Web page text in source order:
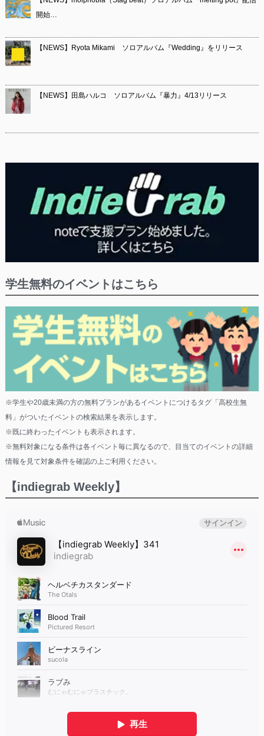
開始…
【NEWS】Ryota Mikami ソロアルバム『Wedding』をリリース
【NEWS】田島ハルコ ソロアルバム『暴力』4/13リリース
学生無料のイベントはこちら
※学生や20歳未満の方の無料プランがあるイベントにつけるタグ「高校生無
料」がついたイベントの検索結果を表示します。
※既に終わったイベントも表示されます。
※無料対象になる条件は各イベント毎に異なるので、目当てのイベントの詳細
情報を見て対象条件を確認の上ご利用ください。
【indiegrab Weekly】